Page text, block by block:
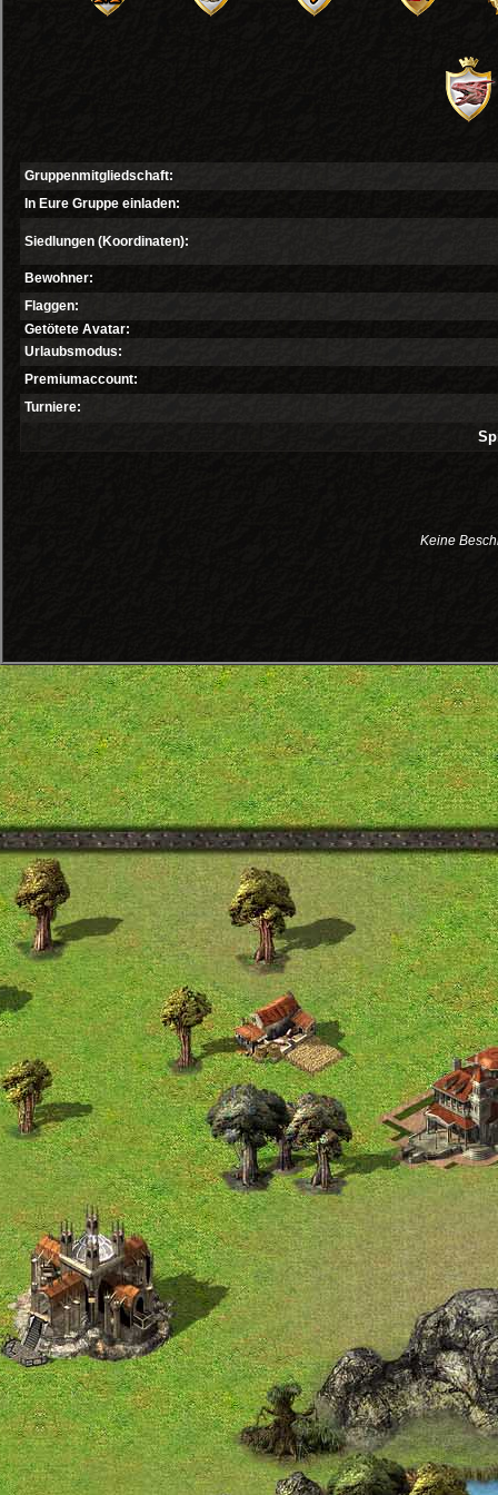
Gruppenmitgliedschaft:
In Eure Gruppe einladen:
Siedlungen (Koordinaten):
Bewohner:
Flaggen:
Getötete Avatar:
Urlaubsmodus:
Premiumaccount:
Turniere:
Keine